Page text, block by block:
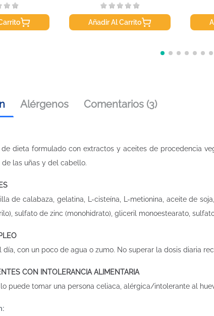
Añadir Al Carrito
Alérgenos Comentarios (3)
dieta formulado con extractos y aceites de procedencia
las uñas y del cabello.
de calabaza, gelatina, L-cisteína, L-metionina, aceite de
sulfato de zinc (monohidrato), gliceril monoestearato,
día, con un poco de agua o zumo. No superar la dosis diaria
CON INTOLERANCIA ALIMENTARIA
puede tomar una persona celiaca, alérgica/intolerante al